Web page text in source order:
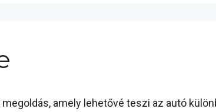
amely lehetővé teszi az autó